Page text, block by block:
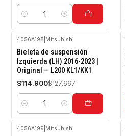
Cantidad
-10%
OFF
4056A198 Mitsubishi
Bieleta de suspensión
Izquierda (LH) 2016-2023 |
Original — L200 KL1/KK1
$114.900$127.667
Cantidad
4056A199 Mitsubishi